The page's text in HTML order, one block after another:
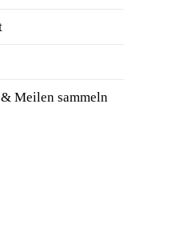
Meilen sammeln